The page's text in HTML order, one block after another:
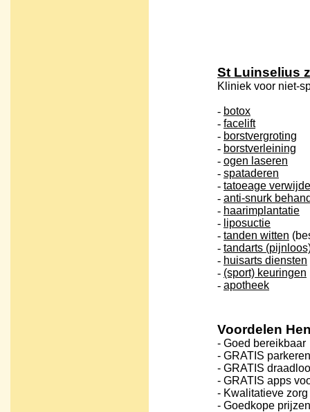
St Luinselius
Kliniek voor niet-
- botox
- facelift
- borstvergroting
- borstverleining
- ogen laseren
- spataderen
- tatoeage
- anti-snurk
- haarimplantatie
- liposuctie
- tanden witten
- tandarts
- huisarts diensten
- (sport) keuringen
- apotheek
Voordelen
- Goed bereikbaar
- GRATIS parkeren
- GRATIS
- GRATIS apps
- Kwalitatieve zorg
- Goedkope prijzen